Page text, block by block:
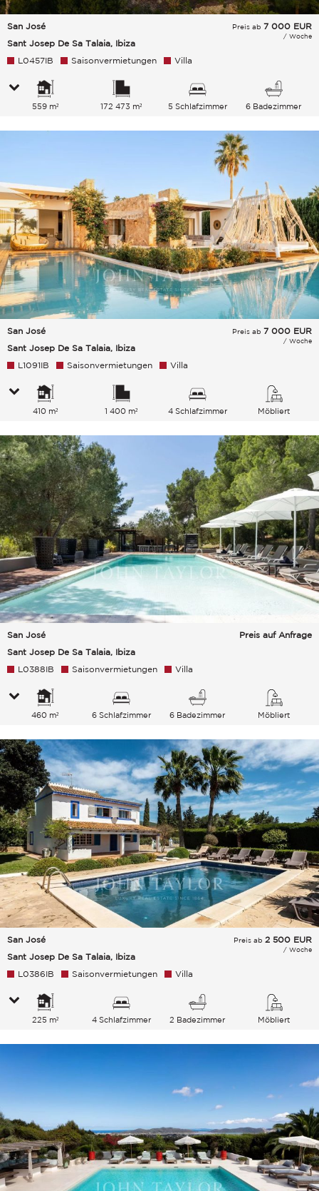
San José
Sant Josep De Sa Talaia, Ibiza
Preis ab 7 000 EUR
/ Woche
L0457IB Saisonvermietungen Villa
559 m² 172 473 m² 5 Schlafzimmer 6 Badezimmer
San José
Sant Josep De Sa Talaia, Ibiza
Preis ab 7 000 EUR
/ Woche
L1091IB Saisonvermietungen Villa
410 m² 1 400 m² 4 Schlafzimmer Möbliert
San José
Sant Josep De Sa Talaia, Ibiza
Preis auf Anfrage
L0388IB Saisonvermietungen Villa
460 m² 6 Schlafzimmer 6 Badezimmer Möbliert
San José
Sant Josep De Sa Talaia, Ibiza
Preis ab 2 500 EUR
/ Woche
L0386IB Saisonvermietungen Villa
225 m² 4 Schlafzimmer 2 Badezimmer Möbliert